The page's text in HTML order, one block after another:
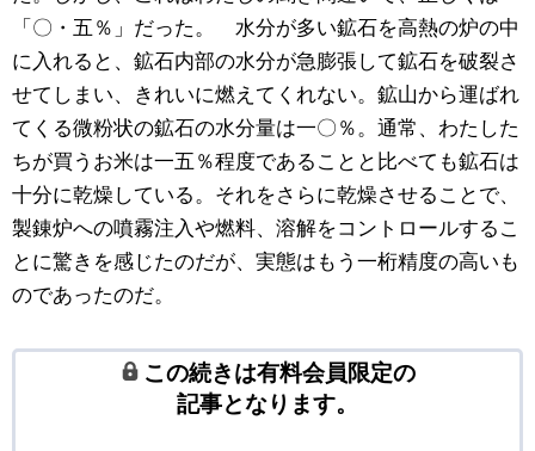
「〇・五％」だった。 水分が多い鉱石を高熱の炉の中
に入れると、鉱石内部の水分が急膨張して鉱石を破裂さ
せてしまい、きれいに燃えてくれない。鉱山から運ばれ
てくる微粉状の鉱石の水分量は一〇％。通常、わたした
ちが買うお米は一五％程度であることと比べても鉱石は
十分に乾燥している。それをさらに乾燥させることで、
製錬炉への噴霧注入や燃料、溶解をコントロールするこ
とに驚きを感じたのだが、実態はもう一桁精度の高いも
のであったのだ。
この続きは有料会員限定の
記事となります。